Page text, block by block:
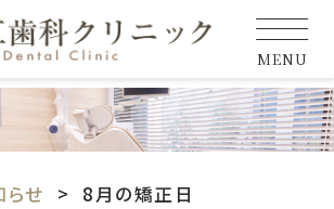
MENU
らせ 8月の矯正日